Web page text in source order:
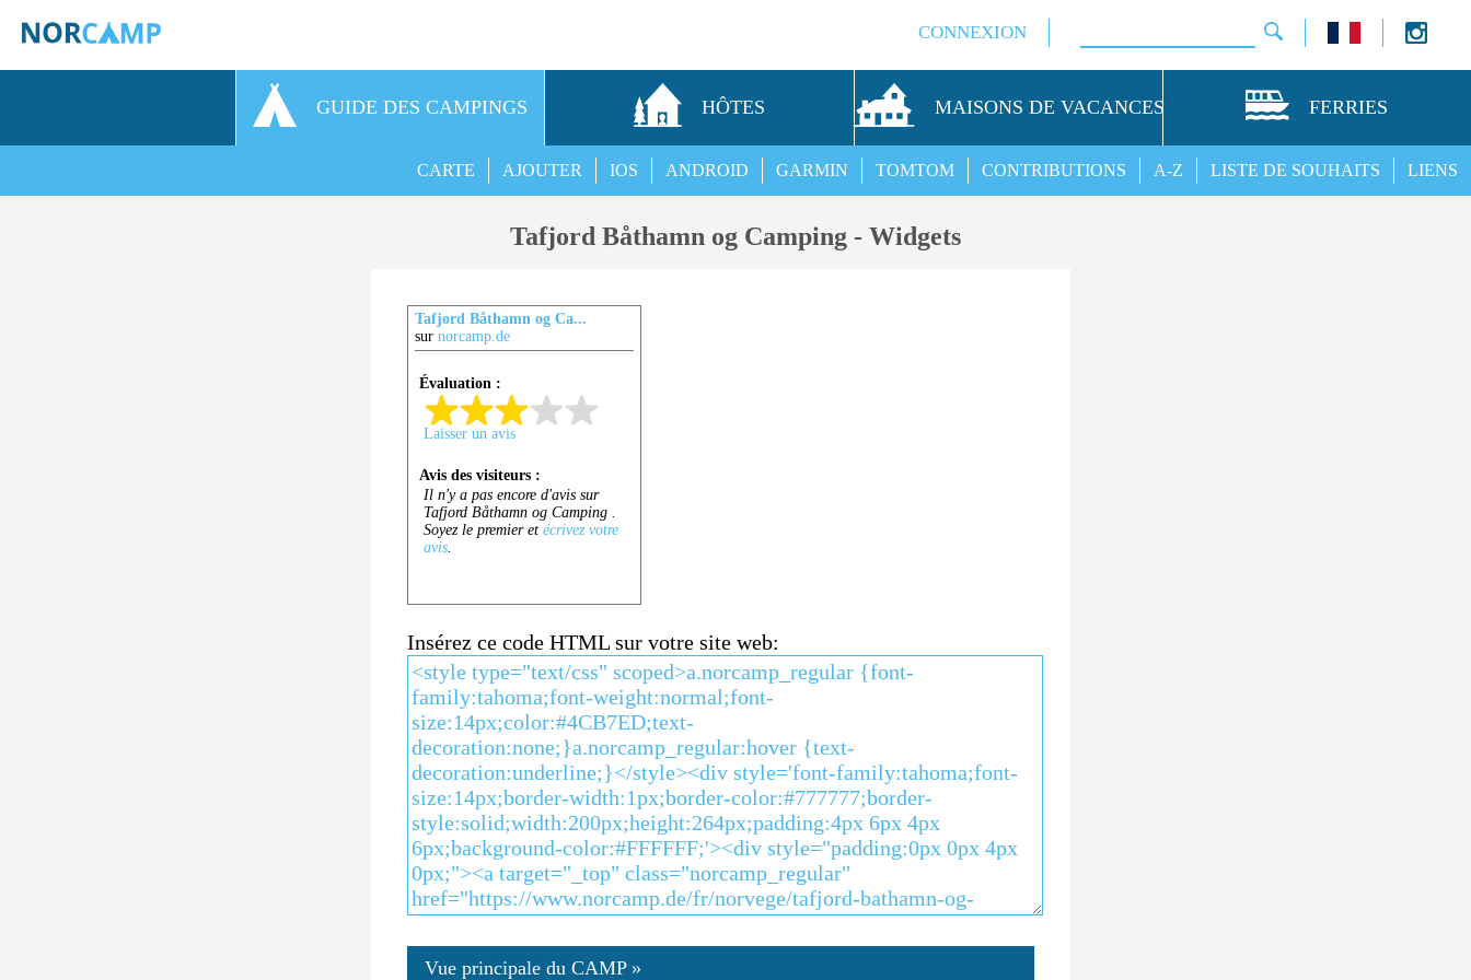
CONNEXION
GUIDE DES CAMPINGS HÔTES MAISONS DE VACANCES FERRIES
LIENS
LISTE DE SOUHAITS
A-Z
CONTRIBUTIONS
TOMTOM
GARMIN
ANDROID
IOS
AJOUTER
CARTE
Tafjord Båthamn og Camping - Widgets
Tafjord Båthamn og Ca...
surnorcamp.de
Insérez ce code HTML sur votre site web:
Vue principale du CAMP »